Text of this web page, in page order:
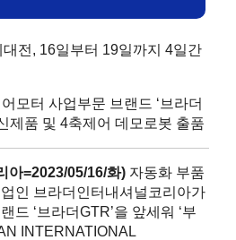
전, 16일부터 19일까지 4일간
모터 사업부문 브랜드 ‘브라더
제품 및 4축제어 데모로봇 출품
아=2023/05/16/화) 자동화 부품
인 브라더인터내셔널코리아가
드 ‘브라더GTR’을 앞세워 ‘부
INTERNATIONAL